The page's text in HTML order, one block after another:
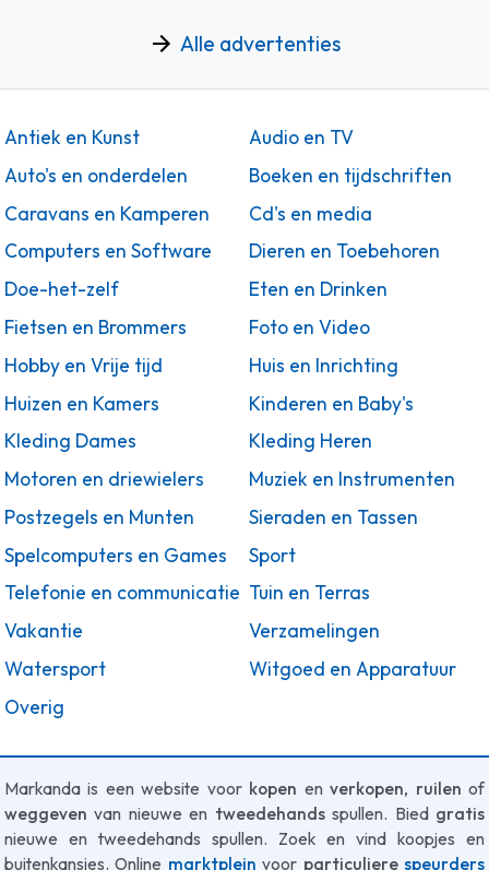
Alle advertenties
Antiek en Kunst
Audio en TV
Auto's en onderdelen
Boeken en tijdschriften
Caravans en Kamperen
Cd's en media
Computers en Software
Dieren en Toebehoren
Doe-het-zelf
Eten en Drinken
Fietsen en Brommers
Foto en Video
Hobby en Vrije tijd
Huis en Inrichting
Huizen en Kamers
Kinderen en Baby's
Kleding Dames
Kleding Heren
Motoren en driewielers
Muziek en Instrumenten
Postzegels en Munten
Sieraden en Tassen
Spelcomputers en Games
Sport
Telefonie en communicatie Tuin en Terras
Vakantie
Verzamelingen
Watersport
Witgoed en Apparatuur
Overig
Markanda is een website voor kopen enverkopen, ruilen of
weggeven van nieuwe en tweedehandsspullen. Bied gratis
nieuwe en tweedehands spullen. Zoek en vind koopjes en
buitenkansjes. Online marktplein voor particulierespeurders